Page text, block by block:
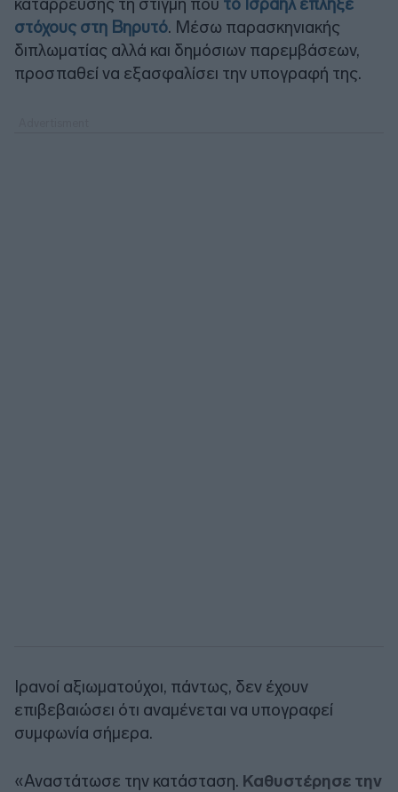
στόχους στη Βηρυτό. Μέσω παρασκηνιακής
διπλωματίας αλλά και δημόσιων παρεμβάσεων,
προσπαθεί να εξασφαλίσει την υπογραφή της.
Ιρανοί αξιωματούχοι, πάντως, δεν έχουν
επιβεβαιώσει ότι αναμένεται να υπογραφεί
συμφωνία σήμερα.
«Αναστάτωσε την κατάσταση. Καθυστέρησε την